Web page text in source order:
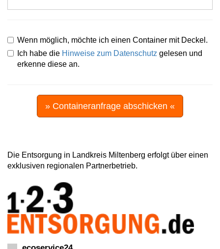
Wenn möglich, möchte ich einen Container mit Deckel.
Ich habe die Hinweise zum Datenschutz gelesen und
erkenne diese an.
» Containeranfrage abschicken «
Die Entsorgung in Landkreis Miltenberg erfolgt über einen
exklusiven regionalen Partnerbetrieb.